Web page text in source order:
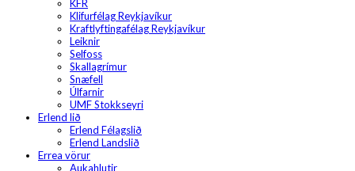
KFR
Klifurfélag Reykjavíkur
Kraftlyftingafélag Reykjavíkur
Leiknir
Selfoss
Skallagrímur
Snæfell
Úlfarnir
UMF Stokkseyri
Erlend lið
Erlend Félagslið
Erlend Landslið
Errea vörur
Aukahlutir